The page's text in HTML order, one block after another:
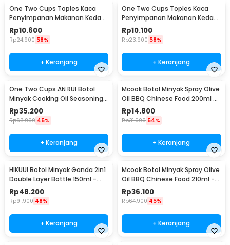
One Two Cups Toples Kaca
Penyimpanan Makanan Kedap
Udara Storage Jar 350ml -
GH1270
Rp10.600
Rp24.900 58%
+ Keranjang
One Two Cups Toples Kaca
Penyimpanan Makanan Kedap
Udara Storage Jar 250ml -
GH1270
Rp10.100
Rp23.900 58%
+ Keranjang
One Two Cups AN RUI Botol
Minyak Cooking Oil Seasoning
Bottle 550ml - YH-033
Rp35.200
Rp63.900 45%
+ Keranjang
Mcook Botol Minyak Spray Olive
Oil BBQ Chinese Food 200ml -
M219
Rp14.800
Rp31.900 54%
+ Keranjang
HIKUUI Botol Minyak Ganda 2in1
Double Layer Bottle 150ml -
HI150
Rp48.200
Rp91.900 48%
+ Keranjang
Mcook Botol Minyak Spray Olive
Oil BBQ Chinese Food 210ml -
M2194
Rp36.100
Rp64.900 45%
+ Keranjang